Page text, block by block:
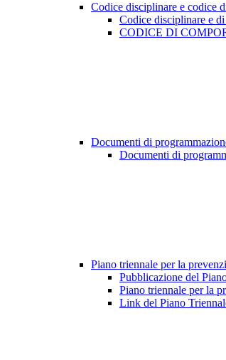
Codice disciplinare e codice
Codice disciplinare e
CODICE DI
Documenti di
Documenti di
Piano triennale per la
Pubblicazione del
Piano triennale per la
Link del Piano